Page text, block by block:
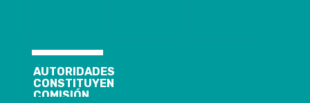
AUTORIDADES
CONSTITUYEN
COMISIÓN